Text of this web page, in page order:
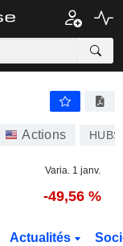
Actions HUBS
Varia. 1 janv.
-49,56 %
Actualités